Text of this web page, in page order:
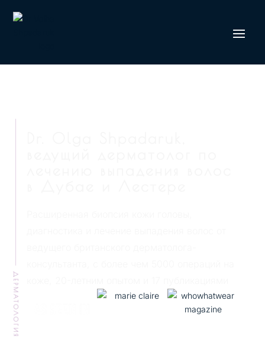
ДЕРМАТОЛОГИЯ